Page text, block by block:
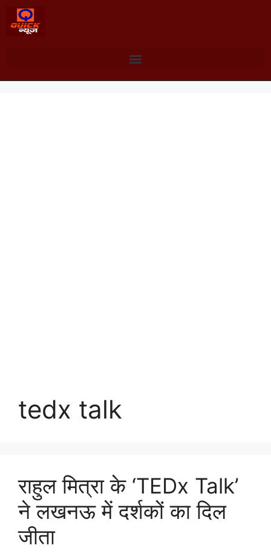
tedx talk
राहुल मित्रा के ‘TEDx Talk’
ने लखनऊ में दर्शकों का दिल
जीता